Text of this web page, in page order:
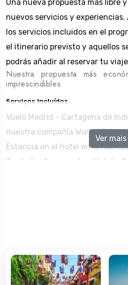
Una nueva propuesta más libre
nuevos servicios y
los servicios incluidos en el
el itinerario previsto y aquellos
podrás añadir al reservar tu
Nuestra propuesta más
imprescindibles
Serviços Incluídos
Vuelo Madrid - Cartagena de
nuestra compañía World2Fly.
Estancia en el hotel en la
Traslados Aeropuerto - Hotel -
Reserva de asientos. (OPCIONAL)
Facturación en mostrador y
Ver mais